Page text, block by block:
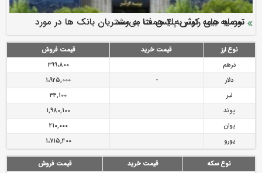
ارزش سهام عدالت بالا رفت
سرمایه بیمه کوثر به ۴ همت می‌رسد
نود ثانیه با فولاد سنگان
تقدیر دبیرکل سندیکای بیمه گران ایران از اقدامات مدیرعامل بیمه
رازی
توصیه های رئیس پلیس فتا به مشتریان بانک ها در مورد
پیشگیری از سرقت های مجازی
نوع ارز قیمت خرید
قیمت فروش
درهم
399،800
دلار
-
1،925,000
لیر
34,100
پوند
1,980,100
یوان
210,000
یورو
1،715,400
نوع سکه قیمت خرید
قیمت فروش